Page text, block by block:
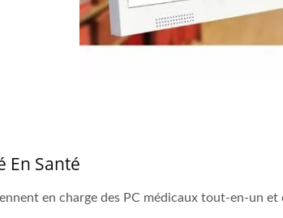
En Santé
en charge des PC médicaux tout-en-un et